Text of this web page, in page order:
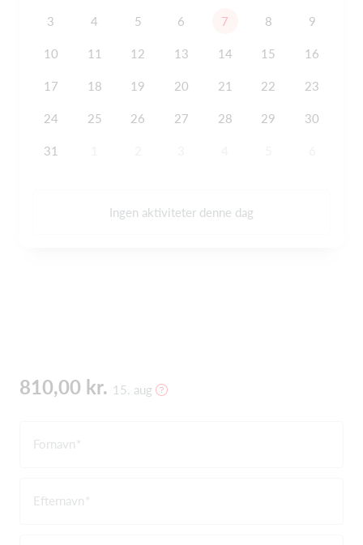
3 4 5 6 7 8 9
10 11 12 13 14 15 16
17 18 19 20 21 22 23
24 25 26 27 28 29 30
31
Ingen aktiviteter denne dag
810,00 kr. 15. aug
Fornavn
Efternavn